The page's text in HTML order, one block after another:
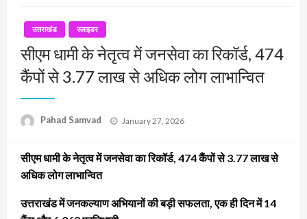
उत्तराखंड स्लाइडर
सीएम धामी के नेतृत्व में जनसेवा का रिकॉर्ड, 474
कैंपों से 3.77 लाख से अधिक लोग लाभान्वित
Pahad Samvad
Posted
January 27, 2026
सीएम धामी के नेतृत्व में जनसेवा का रिकॉर्ड, 474 कैंपों से 3.77 लाख से
अधिक लोग लाभान्वित
उत्तराखंड में जनकल्याण अभियानों की बड़ी सफलता, एक ही दिन में 14